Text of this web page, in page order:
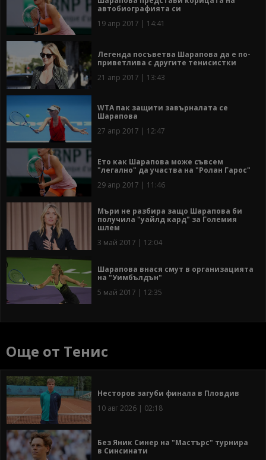
автобиографията си
19 апр 2017 | 14:41
Легенда посъветва Шарапова да е по-
приветлива с другите тенисистки
21 апр 2017 | 13:43
WTA пак защити завърналата се
Шарапова
27 апр 2017 | 12:47
Ето как Шарапова може съвсем
"легално" да участва на "Ролан Гарос"
29 апр 2017 | 11:46
Мъри не разбира защо Шарапова би
получила "уайлд кард" за Големия
шлем
3 май 2017 | 12:04
Шарапова внася смут в организацията
на "Уимбълдън"
5 май 2017 | 12:35
Още от Тенис
Несторов загуби финала в Пловдив
10 авг 2026 | 02:18
Без Яник Синер на "Мастърс" турнира
в Синсинати